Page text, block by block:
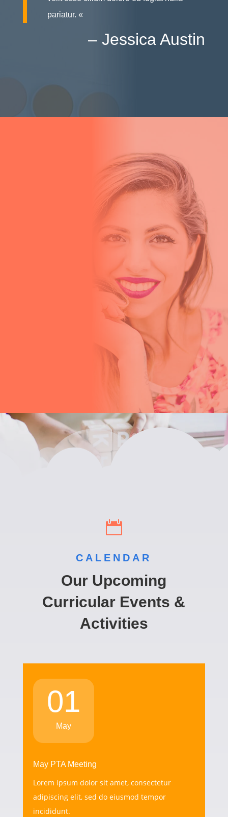
pariatur. «
– Jessica Austin

CALENDAR
Our Upcoming
Curricular Events &
Activities
01
May
May PTA Meeting
Lorem ipsum dolor sit amet, consectetur
adipiscing elit, sed do eiusmod tempor
incididunt.